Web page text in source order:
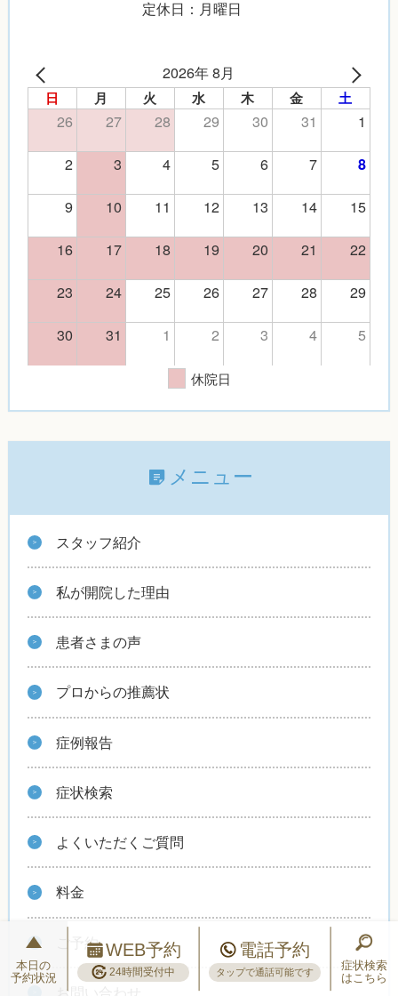
定休日：月曜日
2026年 8月
日 月 火 水 木 金 土
26 27 28 29 30 31
1
2
3 4 5 6 7 8
9 10 11 12 13 14
15
16
17 18 19 20 21
22
23
24 25 26 27 28
29
30
31 1 2 3 4 5
休院日
メニュー
スタッフ紹介
私が開院した理由
患者さまの声
プロからの推薦状
症例報告
症状検索
よくいただくご質問
料金
ご予約
お問い合わせ
本日の
予約状況
WEB予約
24時間受付中
電話予約
タップで通話可能です
症状検索
はこちら